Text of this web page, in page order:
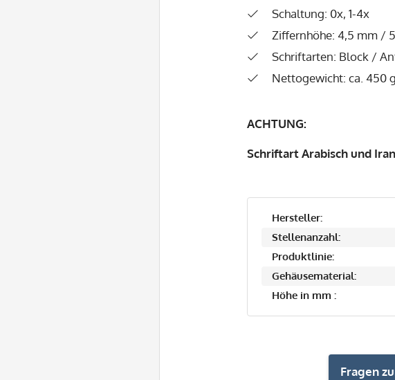
Schaltung: 0x, 1-4x
Ziffernhöhe: 4,5 mm /
Schriftarten: Block /
Nettogewicht: ca. 450 g
ACHTUNG:
Schriftart Arabisch und
Hersteller:
Stellenanzahl:
Produktlinie:
Gehäusematerial:
Höhe in mm :
Fragen